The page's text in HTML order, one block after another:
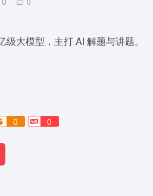
大模型，主打 AI 解题与讲题。
0 0